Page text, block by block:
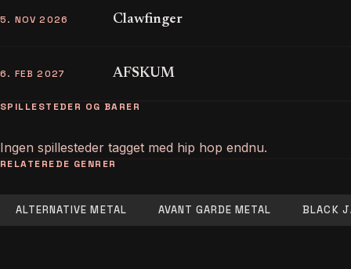
5. NOV 2026 Clawfinger
6. FEB 2027 AFSKUM
SPILLESTEDER OG BARER
Ingen spillesteder tagget med hip hop endnu.
RELATEREDE GENRER
ALTERNATIVE METAL AVANT GARDE METAL BLACK